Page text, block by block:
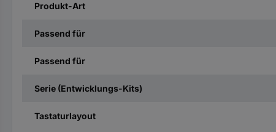
Produkt-Art
Passend für
Passend für
Serie (Entwicklungs-Kits)
Tastaturlayout